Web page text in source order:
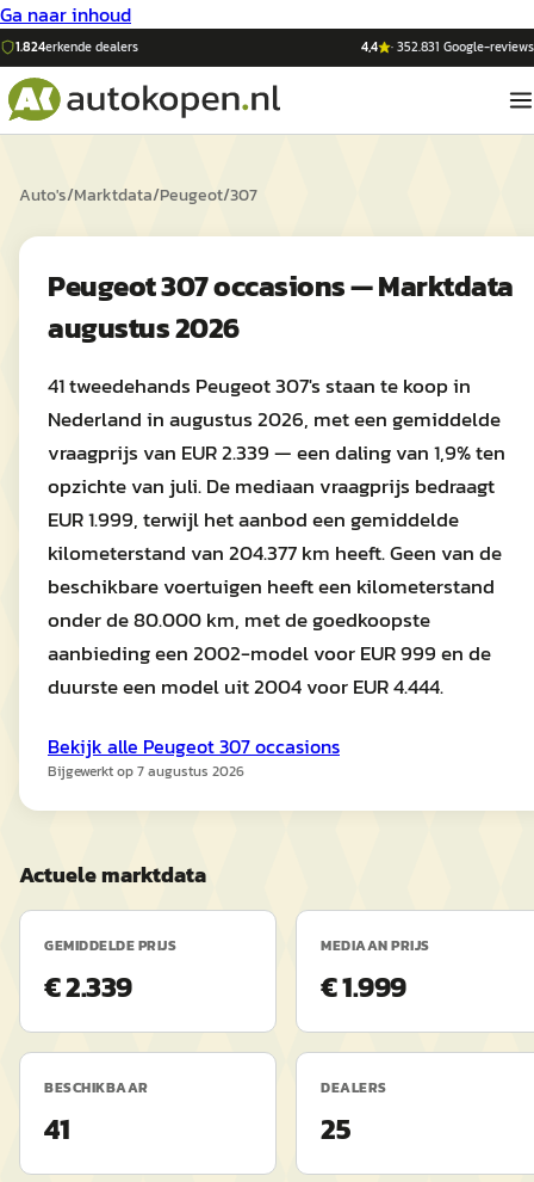
Ga naar inhoud
1.824erkende dealers 4,4 ·352.831 Google-reviews
Auto's/Marktdata/Peugeot/307
Peugeot 307 occasions — Marktdata
augustus 2026
41 tweedehands Peugeot 307's staan te koop in
Nederland in augustus 2026, met een gemiddelde
vraagprijs van EUR 2.339 — een daling van 1,9% ten
opzichte van juli. De mediaan vraagprijs bedraagt
EUR 1.999, terwijl het aanbod een gemiddelde
kilometerstand van 204.377 km heeft. Geen van de
beschikbare voertuigen heeft een kilometerstand
onder de 80.000 km, met de goedkoopste
aanbieding een 2002-model voor EUR 999 en de
duurste een model uit 2004 voor EUR 4.444.
Bekijk alle Peugeot307occasions
Bijgewerkt op7 augustus 2026
Actuele marktdata
GEMIDDELDE PRIJS
€ 2.339
MEDIAAN PRIJS
€ 1.999
BESCHIKBAAR
41
DEALERS
25